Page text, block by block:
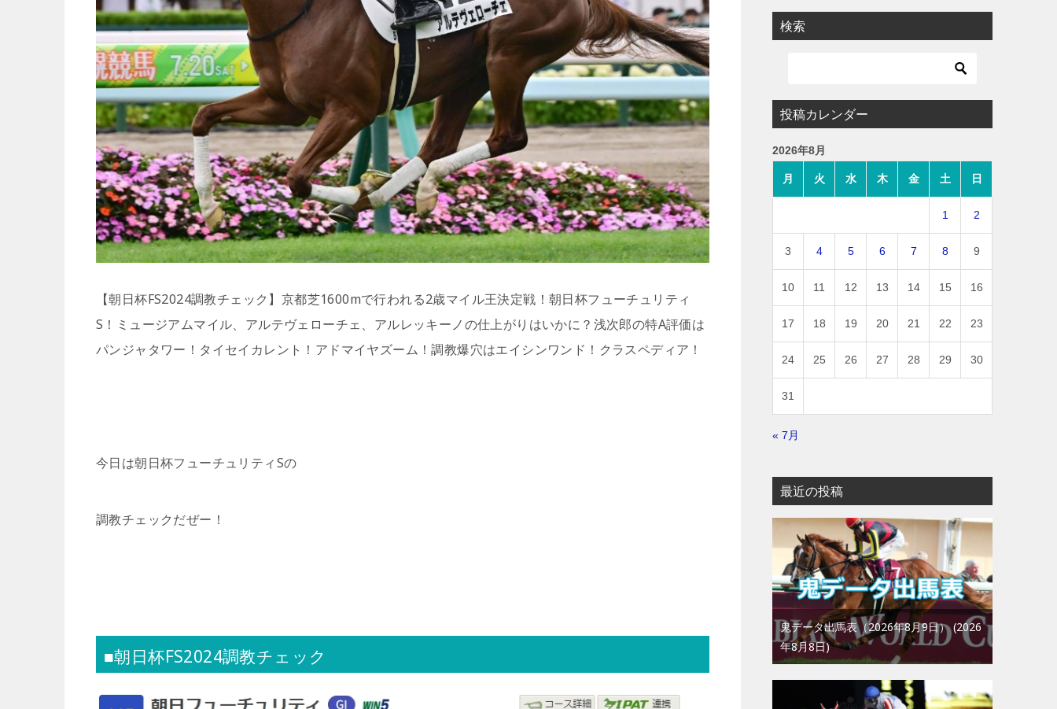
【朝日杯FS2024調教チェック】京都芝1600mで行われる2歳マイル王決定戦！朝日杯フューチュリティ
S！ミュージアムマイル、アルテヴェローチェ、アルレッキーノの仕上がりはいかに？浅次郎の特A評価は
パンジャタワー！タイセイカレント！アドマイヤズーム！調教爆穴はエイシンワンド！クラスペディア！
今日は朝日杯フューチュリティSの
調教チェックだぜー！
■朝日杯FS2024調教チェック
検索
投稿カレンダー
2026年8月
月 火 水 木 金 土 日
1 2
3 4 5 6 7 8 9
10 11 12 13 14 15 16
17 18 19 20 21 22 23
24 25 26 27 28 29 30
31
« 7月
最近の投稿
鬼データ出馬表（2026年8月9日） 2026
年8月8日